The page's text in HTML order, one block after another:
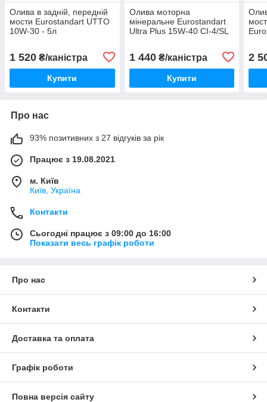
Олива в задній, передній
мости Eurostandart UTTO
10W-30 - 5л
1 520 ₴/каністра
Купити
Олива моторна
мінеральне Eurostandart
Ultra Plus 15W-40 CІ-4/SL
1 440₴/каністра
Купити
2
Про нас
93% позитивних з 27 відгуків за рік
Працює з 19.08.2021
м. Київ
Київ, Україна
Контакти
Сьогодні працює з 09:00 до 16:00
Показати весь графік роботи
Про нас
Контакти
Доставка та оплата
Графік роботи
Повна версія сайту